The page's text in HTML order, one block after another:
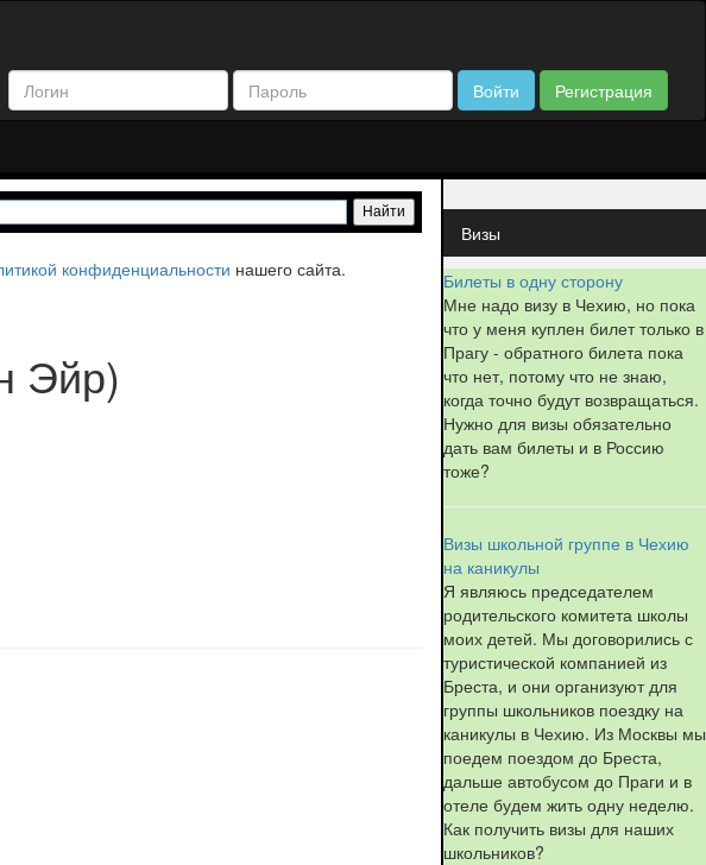
Войти Регистрация
конфиденциальности нашего сайта.
Эйр)
Визы
Билеты в одну сторону
Мне надо визу в Чехию, но пока
что у меня куплен билет только в
Прагу - обратного билета пока
что нет, потому что не знаю,
когда точно будут возвращаться.
Нужно для визы обязательно
дать вам билеты и в Россию
тоже?
Визы школьной группе в Чехию
на каникулы
Я являюсь председателем
родительского комитета школы
моих детей. Мы договорились с
туристической компанией из
Бреста, и они организуют для
группы школьников поездку на
каникулы в Чехию. Из Москвы мы
поедем поездом до Бреста,
дальше автобусом до Праги и в
отеле будем жить одну неделю.
Как получить визы для наших
школьников?